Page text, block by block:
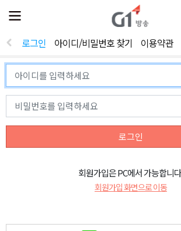
전
체
뉴
열
로그인 아이디/비밀번호 찾기 이용약관
로그인
회원가입은 PC에서 가능합니
회원가입 화면으로 이동